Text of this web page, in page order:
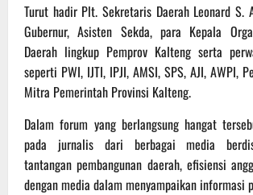
Turut hadir Plt. Sekretaris Daerah Leonard S.
Gubernur, Asisten Sekda, para Kepala
Daerah lingkup Pemprov Kalteng serta
seperti PWI, IJTI, IPJI, AMSI, SPS, AJI, AWPI,
Mitra Pemerintah Provinsi Kalteng.
Dalam forum yang berlangsung hangat
pada jurnalis dari berbagai media
tantangan pembangunan daerah, efisiensi
dengan media dalam menyampaikan informasi